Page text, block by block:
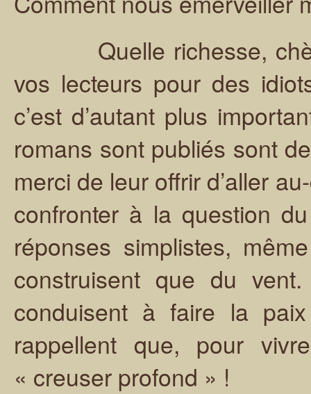
Quelle richesse, chère
vos lecteurs pour des
c’est d’autant plus
romans sont publiés sont
merci de leur offrir d’aller
confronter à la question
réponses simplistes,
construisent que du
conduisent à faire la
rappellent que, pour
« creuser profond » !